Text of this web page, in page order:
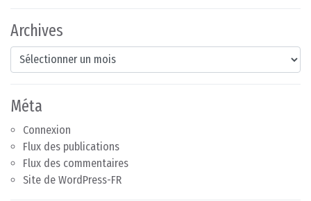
Archives
Archives
Méta
Connexion
Flux des publications
Flux des commentaires
Site de WordPress-FR